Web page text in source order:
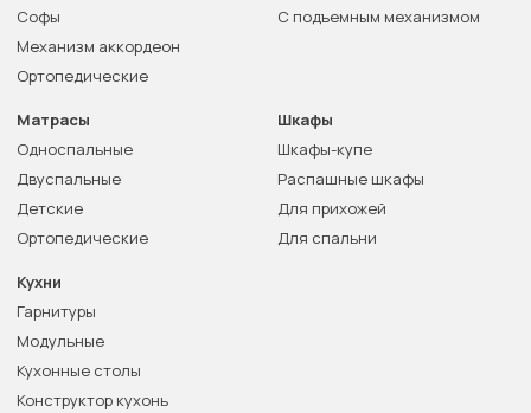
Софы
Механизм аккордеон
Ортопедические
С подъемным механизмом
Матрасы
Односпальные
Двуспальные
Детские
Ортопедические
Шкафы
Шкафы-купе
Распашные шкафы
Для прихожей
Для спальни
Кухни
Гарнитуры
Модульные
Кухонные столы
Конструктор кухонь